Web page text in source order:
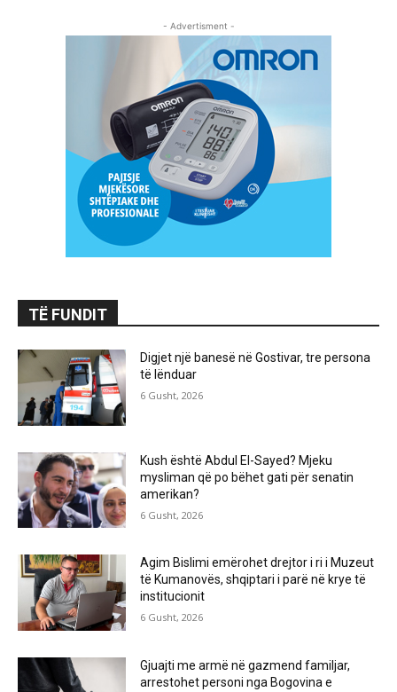
- Advertisment -
TË FUNDIT
Digjet një banesë në Gostivar, tre persona
të lënduar
6 Gusht, 2026
Kush është Abdul El-Sayed? Mjeku
mysliman që po bëhet gati për senatin
amerikan?
6 Gusht, 2026
Agim Bislimi emërohet drejtor i ri i Muzeut
të Kumanovës, shqiptari i parë në krye të
institucionit
6 Gusht, 2026
Gjuajti me armë në gazmend familjar,
arrestohet personi nga Bogovina e